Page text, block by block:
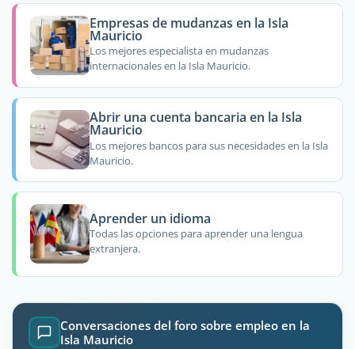
Empresas de mudanzas en la Isla
Mauricio
Los mejores especialista en mudanzas
internacionales en la Isla Mauricio.
Abrir una cuenta bancaria en la Isla
Mauricio
Los mejores bancos para sus necesidades en la Isla
Mauricio.
Aprender un idioma
Todas las opciones para aprender una lengua
extranjera.
Conversaciones del foro sobre empleo en la
Isla Mauricio